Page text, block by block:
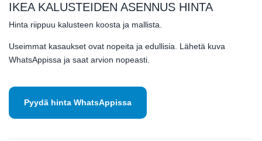
IKEA KALUSTEIDEN ASENNUS HINTA
Hinta riippuu kalusteen koosta ja mallista.
Useimmat kasaukset ovat nopeita ja edullisia. Lähetä kuva
WhatsAppissa ja saat arvion nopeasti.
Pyydä hinta WhatsAppissa